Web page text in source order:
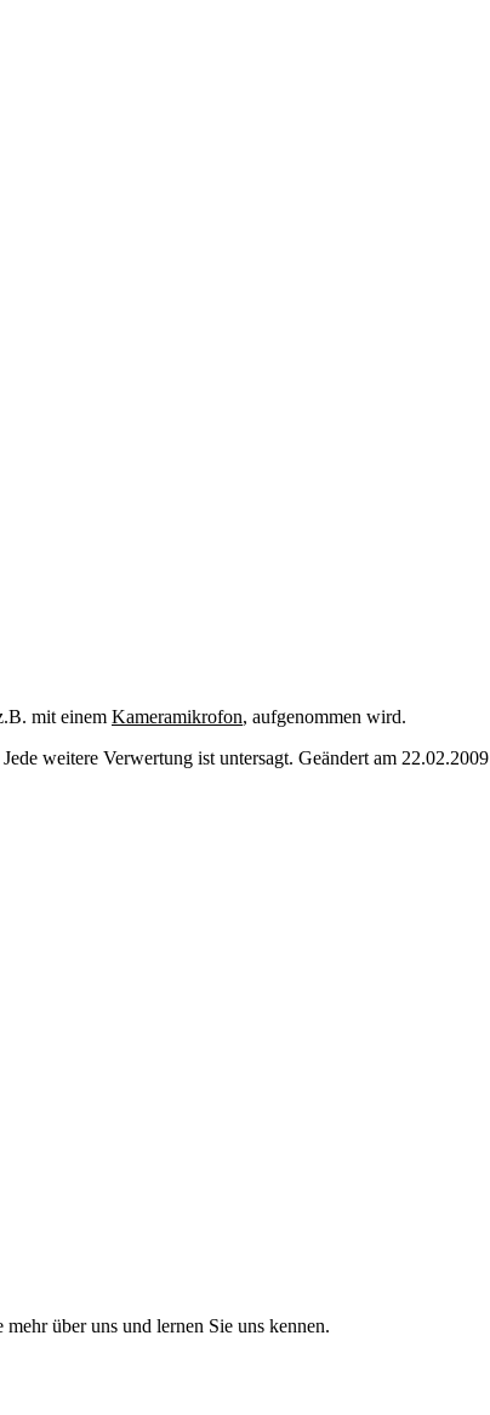
mit einem Kameramikrofon, aufgenommen wird.
weitere Verwertung ist untersagt. Geändert am 22.02.2009
über uns und lernen Sie uns kennen.